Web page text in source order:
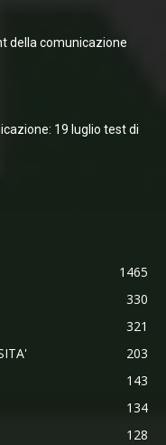
della comunicazione
19 luglio test di
1465
330
321
203
143
134
128